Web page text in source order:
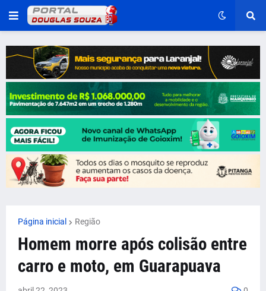
Página inicial Região
Homem morre após colisão entre
carro e moto, em Guarapuava